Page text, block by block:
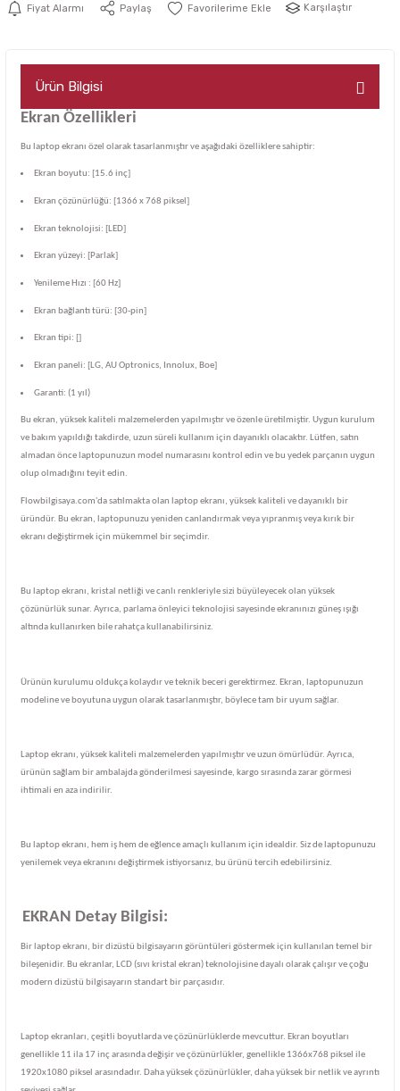
Fiyat Alarmı Paylaş Karşılaştır
Ürün Bilgisi
Ekran Özellikleri
Bu laptop ekranı özel olarak tasarlanmıştır ve aşağıdaki özelliklere sahiptir:
Ekran boyutu: [15.6 inç]
Ekran çözünürlüğü: [1366 x 768 piksel]
Ekran teknolojisi: [LED]
Ekran yüzeyi: [Parlak]
Yenileme Hızı : [60 Hz]
Ekran bağlantı türü: [30-pin]
Ekran tipi: []
Ekran paneli: [LG, AU Optronics, Innolux, Boe]
Garanti: (1 yıl)
Bu ekran, yüksek kaliteli malzemelerden yapılmıştır ve özenle üretilmiştir. Uygun kurulum
ve bakım yapıldığı takdirde, uzun süreli kullanım için dayanıklı olacaktır. Lütfen, satın
almadan önce laptopunuzun model numarasını kontrol edin ve bu yedek parçanın uygun
olup olmadığını teyit edin.
Flowbilgisaya.com'da satılmakta olan laptop ekranı, yüksek kaliteli ve dayanıklı bir
üründür. Bu ekran, laptopunuzu yeniden canlandırmak veya yıpranmış veya kırık bir
ekranı değiştirmek için mükemmel bir seçimdir.
Bu laptop ekranı, kristal netliği ve canlı renkleriyle sizi büyüleyecek olan yüksek
çözünürlük sunar. Ayrıca, parlama önleyici teknolojisi sayesinde ekranınızı güneş ışığı
altında kullanırken bile rahatça kullanabilirsiniz.
Ürünün kurulumu oldukça kolaydır ve teknik beceri gerektirmez. Ekran, laptopunuzun
modeline ve boyutuna uygun olarak tasarlanmıştır, böylece tam bir uyum sağlar.
Laptop ekranı, yüksek kaliteli malzemelerden yapılmıştır ve uzun ömürlüdür. Ayrıca,
ürünün sağlam bir ambalajda gönderilmesi sayesinde, kargo sırasında zarar görmesi
ihtimali en aza indirilir.
Bu laptop ekranı, hem iş hem de eğlence amaçlı kullanım için idealdir. Siz de laptopunuzu
yenilemek veya ekranını değiştirmek istiyorsanız, bu ürünü tercih edebilirsiniz.
EKRAN Detay Bilgisi:
Bir laptop ekranı, bir dizüstü bilgisayarın görüntüleri göstermek için kullanılan temel bir
bileşenidir. Bu ekranlar, LCD (sıvı kristal ekran) teknolojisine dayalı olarak çalışır ve çoğu
modern dizüstü bilgisayarın standart bir parçasıdır.
Laptop ekranları, çeşitli boyutlarda ve çözünürlüklerde mevcuttur. Ekran boyutları
genellikle 11 ila 17 inç arasında değişir ve çözünürlükler, genellikle 1366x768 piksel ile
1920x1080 piksel arasındadır. Daha yüksek çözünürlükler, daha yüksek bir netlik ve ayrıntı